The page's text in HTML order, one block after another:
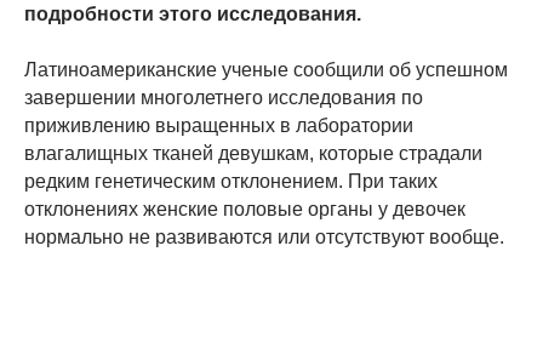
подробности этого исследования.
Латиноамериканские ученые сообщили об успешном
завершении многолетнего исследования по
приживлению выращенных в лаборатории
влагалищных тканей девушкам, которые страдали
редким генетическим отклонением. При таких
отклонениях женские половые органы у девочек
нормально не развиваются или отсутствуют вообще.